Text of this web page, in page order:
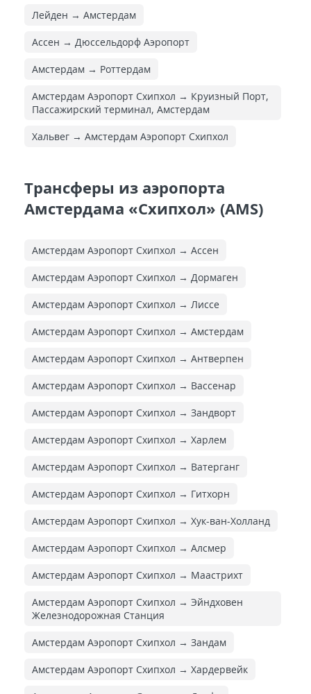
Лейден → Амстердам
Ассен → Дюссельдорф Аэропорт
Амстердам → Роттердам
Амстердам Аэропорт Схипхол → Круизный Порт,
Пассажирский терминал, Амстердам
Хальвег → Амстердам Аэропорт Схипхол
Трансферы из аэропорта
Амстердама «Схипхол» (AMS)
Амстердам Аэропорт Схипхол → Ассен
Амстердам Аэропорт Схипхол → Дормаген
Амстердам Аэропорт Схипхол → Лиссе
Амстердам Аэропорт Схипхол → Амстердам
Амстердам Аэропорт Схипхол → Антверпен
Амстердам Аэропорт Схипхол → Вассенар
Амстердам Аэропорт Схипхол → Зандворт
Амстердам Аэропорт Схипхол → Харлем
Амстердам Аэропорт Схипхол → Ватерганг
Амстердам Аэропорт Схипхол → Гитхорн
Амстердам Аэропорт Схипхол → Хук-ван-Холланд
Амстердам Аэропорт Схипхол → Алсмер
Амстердам Аэропорт Схипхол → Маастрихт
Амстердам Аэропорт Схипхол → Эйндховен
Железнодорожная Cтанция
Амстердам Аэропорт Схипхол → Зандам
Амстердам Аэропорт Схипхол → Хардервейк